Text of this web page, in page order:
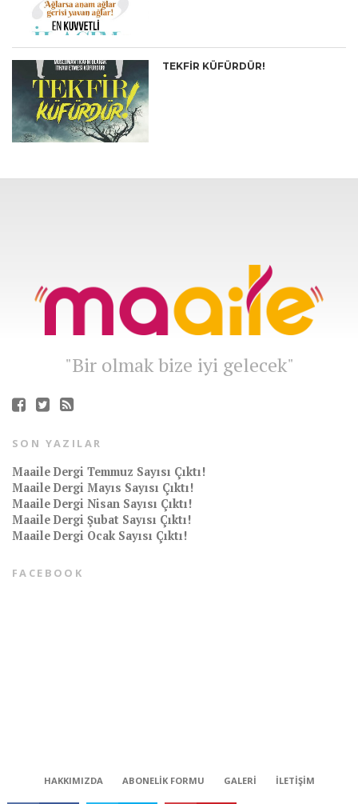
TEKFİR KÜFÜRDÜR!
"Bir olmak bize iyi gelecek"
SON YAZILAR
Maaile Dergi Temmuz Sayısı Çıktı!
Maaile Dergi Mayıs Sayısı Çıktı!
Maaile Dergi Nisan Sayısı Çıktı!
Maaile Dergi Şubat Sayısı Çıktı!
Maaile Dergi Ocak Sayısı Çıktı!
FACEBOOK
HAKKIMIZDA ABONELIK FORMU GALERI
İLETIŞIM